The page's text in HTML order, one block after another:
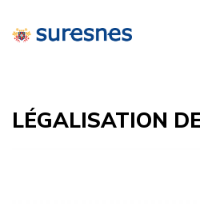
LÉGALISATION